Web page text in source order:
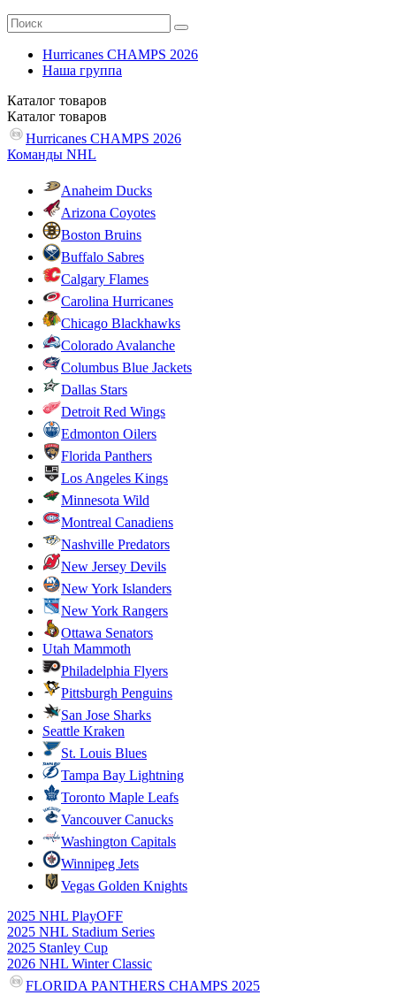
Hurricanes CHAMPS 2026
Наша группа
Каталог товаров
Каталог товаров
Hurricanes CHAMPS 2026
Команды NHL
Anaheim Ducks
Arizona Coyotes
Boston Bruins
Buffalo Sabres
Calgary Flames
Carolina Hurricanes
Chicago Blackhawks
Colorado Avalanche
Columbus Blue Jackets
Dallas Stars
Detroit Red Wings
Edmonton Oilers
Florida Panthers
Los Angeles Kings
Minnesota Wild
Montreal Canadiens
Nashville Predators
New Jersey Devils
New York Islanders
New York Rangers
Ottawa Senators
Utah Mammoth
Philadelphia Flyers
Pittsburgh Penguins
San Jose Sharks
Seattle Kraken
St. Louis Blues
Tampa Bay Lightning
Toronto Maple Leafs
Vancouver Canucks
Washington Capitals
Winnipeg Jets
Vegas Golden Knights
2025 NHL PlayOFF
2025 NHL Stadium Series
2025 Stanley Cup
2026 NHL Winter Classic
FLORIDA PANTHERS CHAMPS 2025